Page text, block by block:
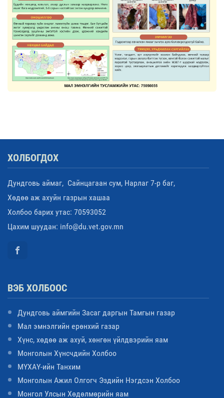
ХОЛБОГДОХ
Дундговь аймаг, Сайнцагаан сум, Нарлаг 7-р баг,
Хөдөө аж ахуйн газрын хашаа
Холбоо барих утас: 70593052
Цахим шуудан: info@du.vet.gov.mn
ВЭБ ХОЛБООС
Дундговь аймгийн Засаг даргын Тамгын газар
Мал эмнэлгийн ерөнхий газар
Хүнс, хөдөө аж ахуй, хөнгөн үйлдвэрийн яам
Монголын Хүнсчдийн Холбоо
МҮХАҮ-ийн Танхим
Монголын Ажил Олгогч Эздийн Нэгдсэн Холбоо
Монгол Улсын Хөдөлмөрийн яам